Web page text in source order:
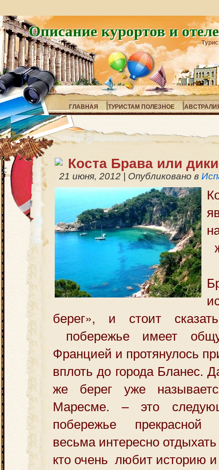
Описание курортов и
ГЛАВНАЯ ТУРИСТАМ ПОЛЕЗНОЕ
Коста Брава или
21 июня, 2012 Опубликовано в
берег», и стоит
побережье имеет
Францией и протянулось
вплоть до города Бланес.
же берег уже
Маресме. – это
побережье прекрасной
весьма интересно
кто очень любит историю и